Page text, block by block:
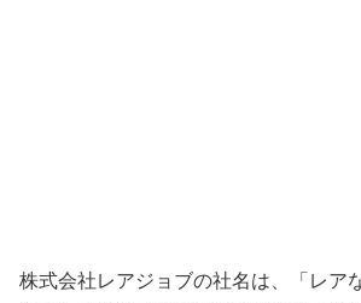
株式会社レアジョブの社名は、「レア